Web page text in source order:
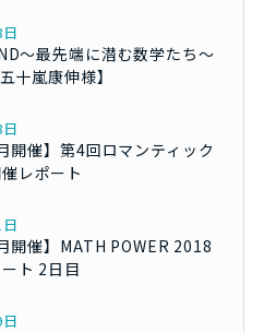
～最先端に潜む数学たち～
十嵐康伸様】
開催】第4回ロマンティック
レポート
開催】MATH POWER 2018
ト 2日目